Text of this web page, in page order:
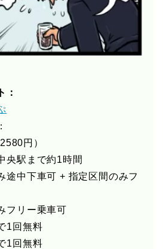
：
円）
央駅まで約1時間
途中下車可 + 指定区間のみフ
フリー乗車可
1回無料
1回無料